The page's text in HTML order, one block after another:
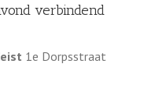
verbindend
1e Dorpsstraat